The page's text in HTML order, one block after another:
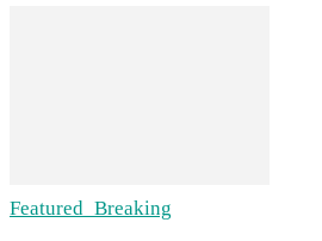
Featured_Breaking